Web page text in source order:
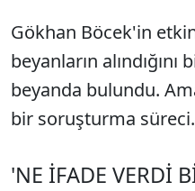
Gökhan Böcek'in
beyanların
beyanda bulundu.
bir soruşturma
'NE İFADE VERDİ